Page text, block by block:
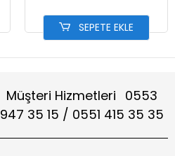
SEPETE EKLE
Müşteri Hizmetleri 0553
947 35 15 / 0551 415 35 35